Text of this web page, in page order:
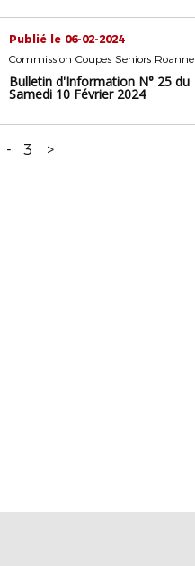
Publié le 06-02-2024
Commission Coupes Seniors Roanne
Bulletin d'Information N° 25 du
Samedi 10 Février 2024
- 3 >